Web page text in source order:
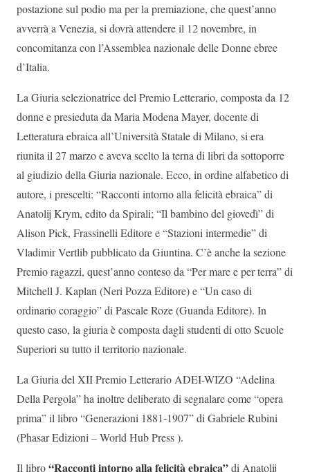
postazione sul podio ma per la premiazione, che quest’anno
avverrà a Venezia, si dovrà attendere il 12 novembre, in
concomitanza con l’Assemblea nazionale delle Donne ebree
d’Italia.
La Giuria selezionatrice del Premio Letterario, composta da 12
donne e presieduta da Maria Modena Mayer, docente di
Letteratura ebraica all’Università Statale di Milano, si era
riunita il 27 marzo e aveva scelto la terna di libri da sottoporre
al giudizio della Giuria nazionale. Ecco, in ordine alfabetico di
autore, i prescelti: “Racconti intorno alla felicità ebraica” di
Anatolij Krym, edito da Spirali; “Il bambino del giovedì” di
Alison Pick, Frassinelli Editore e “Stazioni intermedie” di
Vladimir Vertlib pubblicato da Giuntina. C’è anche la sezione
Premio ragazzi, quest’anno conteso da “Per mare e per terra” di
Mitchell J. Kaplan (Neri Pozza Editore) e “Un caso di
ordinario coraggio” di Pascale Roze (Guanda Editore). In
questo caso, la giuria è composta dagli studenti di otto Scuole
Superiori su tutto il territorio nazionale.
La Giuria del XII Premio Letterario ADEI-WIZO “Adelina
Della Pergola” ha inoltre deliberato di segnalare come “opera
prima” il libro “Generazioni 1881-1907” di Gabriele Rubini
(Phasar Edizioni – World Hub Press ).
Il libro“Racconti intorno alla felicità ebraica”di Anatolij